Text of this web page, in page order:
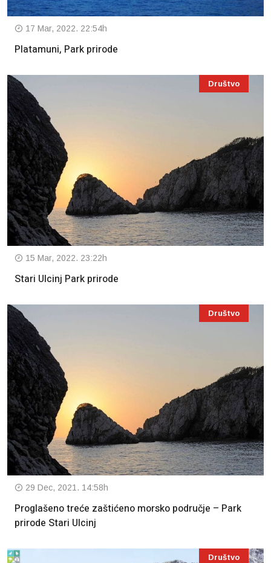
17 Mar, 2022. 22:54h
Platamuni, Park prirode
Društvo
15 Mar, 2022. 23:22h
Stari Ulcinj Park prirode
Društvo
29 Dec, 2021. 14:58h
Proglašeno treće zaštićeno morsko područje – Park
prirode Stari Ulcinj
Društvo